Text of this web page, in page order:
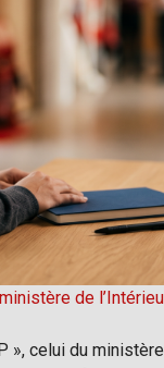
de
celui du